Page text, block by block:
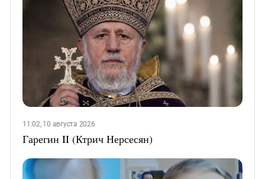
11:02, 10 августа 2026
Гарегин II (Ктрич Нерсесян)